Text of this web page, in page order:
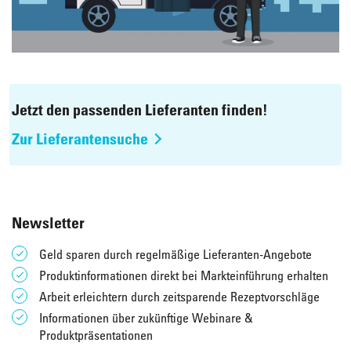
Jetzt den passenden Lieferanten finden!
Zur Lieferantensuche
Newsletter
Geld sparen durch regelmäßige Lieferanten-Angebote
Produktinformationen direkt bei Markteinführung erhalten
Arbeit erleichtern durch zeitsparende Rezeptvorschläge
Informationen über zukünftige Webinare &
Produktpräsentationen